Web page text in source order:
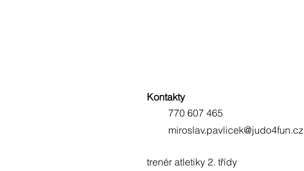
770 607 465
miroslav.pavlicek@judo4fun.cz
Kontakty
trenér atletiky 2. třídy